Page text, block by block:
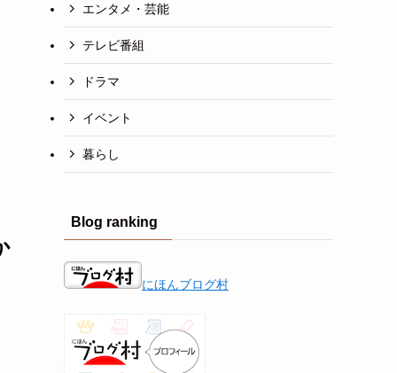
エンタメ・芸能
テレビ番組
ドラマ
イベント
暮らし
Blog ranking
にほんブログ村